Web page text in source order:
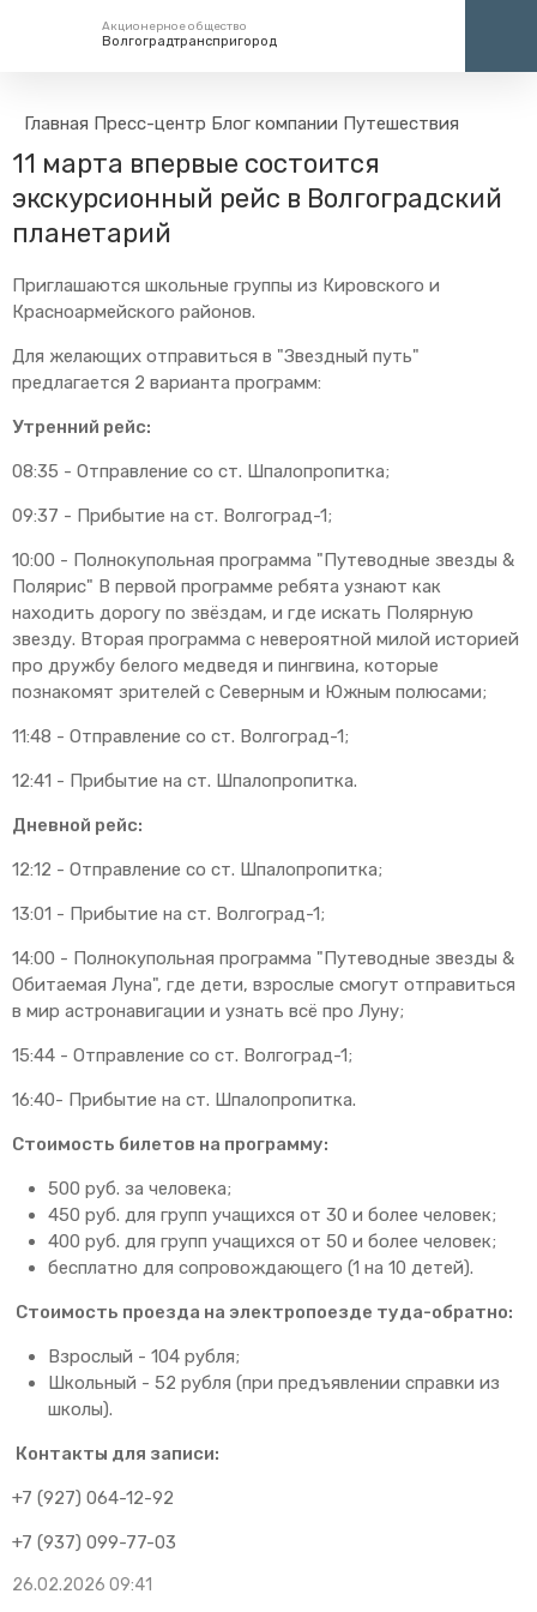
Акционерное общество
Волгоградтранспригород
Единый номер вызова экстренных служб
112
Главная Пресс-центр Блог компании Путешествия
11 марта впервые состоится
экскурсионный рейс в Волгоградский
планетарий
Приглашаются школьные группы из Кировского и
Красноармейского районов.
Для желающих отправиться в "Звездный путь"
предлагается 2 варианта программ:
Утренний рейс:
08:35 - Отправление со ст. Шпалопропитка;
09:37 - Прибытие на ст. Волгоград-1;
10:00 - Полнокупольная программа "Путеводные звезды &
Полярис" В первой программе ребята узнают как
находить дорогу по звёздам, и где искать Полярную
звезду. Вторая программа с невероятной милой историей
про дружбу белого медведя и пингвина, которые
познакомят зрителей с Северным и Южным полюсами;
11:48 - Отправление со ст. Волгоград-1;
12:41 - Прибытие на ст. Шпалопропитка.
Дневной рейс:
12:12 - Отправление со ст. Шпалопропитка;
13:01 - Прибытие на ст. Волгоград-1;
14:00 - Полнокупольная программа "Путеводные звезды &
Обитаемая Луна", где дети, взрослые смогут отправиться
в мир астронавигации и узнать всё про Луну;
15:44 - Отправление со ст. Волгоград-1;
16:40- Прибытие на ст. Шпалопропитка.
Стоимость билетов на программу:
500 руб. за человека;
450 руб. для групп учащихся от 30 и более человек;
400 руб. для групп учащихся от 50 и более человек;
бесплатно для сопровождающего (1 на 10 детей).
Стоимость проезда на электропоезде туда-обратно:
Взрослый - 104 рубля;
Школьный - 52 рубля (при предъявлении справки из
школы).
Контакты для записи:
+7 (927) 064-12-92
+7 (937) 099-77-03
26.02.2026 09:41